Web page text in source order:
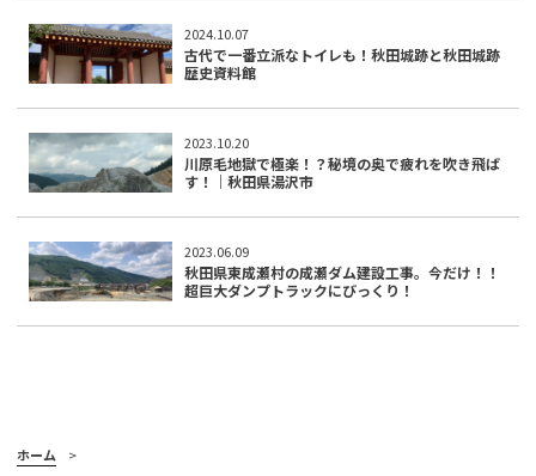
2024.10.07
古代で一番立派なトイレも！秋田城跡と秋田城跡
歴史資料館
2023.10.20
川原毛地獄で極楽！？秘境の奥で疲れを吹き飛ば
す！｜秋田県湯沢市
2023.06.09
秋田県東成瀬村の成瀬ダム建設工事。今だけ！！
超巨大ダンプトラックにびっくり！
ホーム